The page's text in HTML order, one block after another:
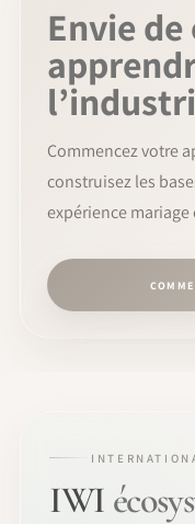
Envie
Commencez votre
construisez les
expérience
IWI